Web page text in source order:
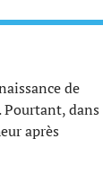
de
dans
après